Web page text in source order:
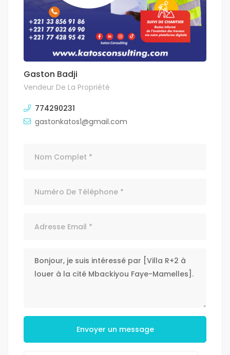
Gaston Badji
Vendeur De La Propriété
774290231
gastonkatos1@gmail.com
Envoyer un message